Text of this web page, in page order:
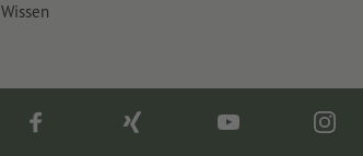
Wissen